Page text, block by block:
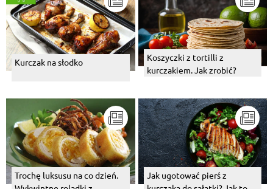
Kurczak na słodko
Koszyczki z tortilli z
kurczakiem. Jak zrobić?
Trochę luksusu na co dzień.
Jak ugotować pierś z